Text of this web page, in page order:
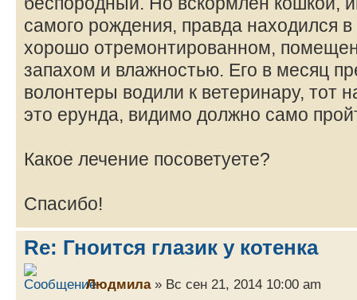
самого рождения, правда находился
хорошо отремонтированном,
запахом и влажностью. Его в месяц
волонтеры водили к ветеринару, тот
это ерунда, видимо должно само
Какое лечение посоветуете?
Спасибо!
Re: Гноится глазик у котенка
Людмила» Вс сен 21, 2014 10:00 am